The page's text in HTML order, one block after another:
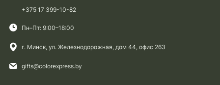
+375 17 399-10-82
Пн–Пт: 9:00–18:00
г. Минск, ул. Железнодорожная, дом 44, офис 263
gifts@colorexpress.by